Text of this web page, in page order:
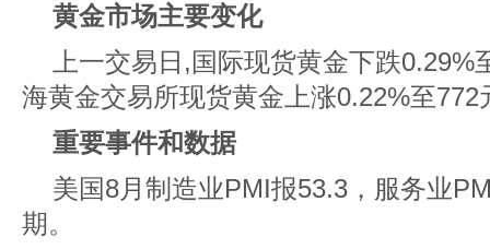
黄金市场主要变化
上一交易日,国际现货黄金下跌
海黄金交易所现货黄金上涨0.22%至772
重要事件和数据
美国8月制造业PMI报53.3，服务业
期。